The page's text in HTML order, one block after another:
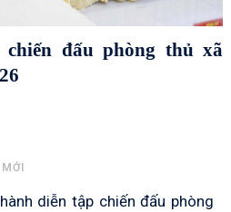
đấu phòng thủ xã
diễn tập chiến đấu phòng